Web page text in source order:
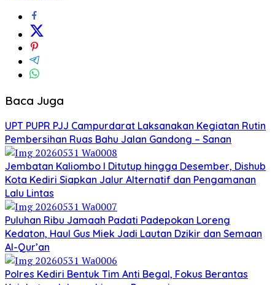
Baca Juga
UPT PUPR PJJ Campurdarat Laksanakan Kegiatan Rutin
Pembersihan Ruas Bahu Jalan Gandong – Sanan
Jembatan Kaliombo I Ditutup hingga Desember, Dishub
Kota Kediri Siapkan Jalur Alternatif dan Pengamanan
Lalu Lintas
Puluhan Ribu Jamaah Padati Padepokan Loreng
Kedaton, Haul Gus Miek Jadi Lautan Dzikir dan Semaan
Al-Qur’an
Polres Kediri Bentuk Tim Anti Begal, Fokus Berantas